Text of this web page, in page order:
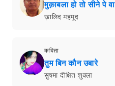
मुक़ाबला हो तो सीने पे
ख़ालिद महमूद
कविता
तुम बिन कौन उबारे
सुषमा दीक्षित शुक्ला